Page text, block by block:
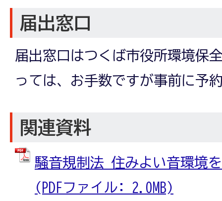
届出窓口
届出窓口はつくば市役所環境保
っては、お手数ですが事前に予
関連資料
騒音規制法 住みよい音環境
(PDFファイル: 2.0MB)